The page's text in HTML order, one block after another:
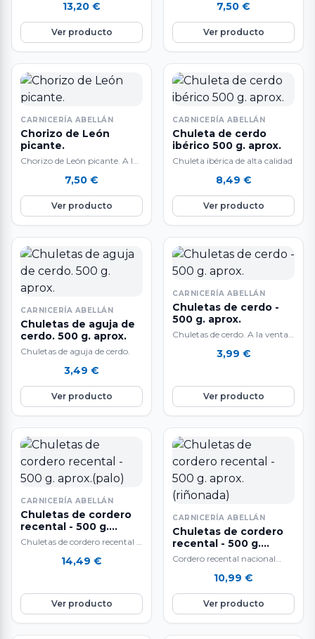
500 gr. aproximadamente.
Extraordinario sabor.…
13,20 €
Ver producto
casero natural sin colorantes
ni…
7,50 €
Ver producto
CARNICERÍA ABELLÁN
Chorizo de León
picante.
Chorizo de León picante. A la
casero natural sin colorantes
ni…
7,50 €
Ver producto
CARNICERÍA ABELLÁN
Chuleta de cerdo
ibérico 500 g. aprox.
Chuleta ibérica de alta calidad
8,49 €
Ver producto
CARNICERÍA ABELLÁN
Chuletas de aguja de
cerdo. 500 g. aprox.
Chuletas de aguja de cerdo.
3,49 €
Ver producto
CARNICERÍA ABELLÁN
Chuletas de cerdo -
500 g. aprox.
Chuletas de cerdo. A la venta
aproximadamente. La carne
3,99 €
Ver producto
CARNICERÍA ABELLÁN
Chuletas de cordero
recental - 500 g.
aprox.(palo)
Chuletas de cordero recental A
aproximadamente. El peso
14,49 €
Ver producto
CARNICERÍA ABELLÁN
Chuletas de cordero
recental - 500 g.
aprox. (riñonada)
Cordero recental nacional
10,99 €
Ver producto